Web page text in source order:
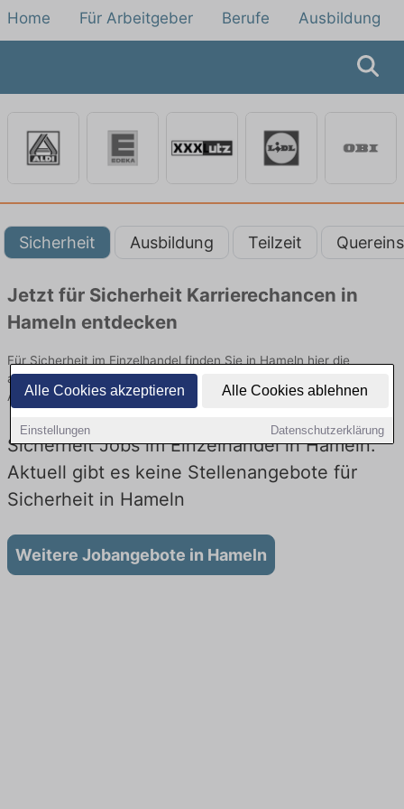
Alle Cookies akzeptieren Alle Cookies ablehnen
Einstellungen Datenschutzerklärung
Home Für Arbeitgeber Berufe Ausbildung
Sicherheit Ausbildung Teilzeit
Jetzt für Sicherheit Karrierechancen in
Hameln entdecken
Für Sicherheit im Einzelhandel finden Sie in Hameln hier die
aktuellsten Angebote. Entdecken Sie freie Optionen von Top-
Arbeitgebern und bewerben Sie sich noch heute.
Sicherheit Jobs im Einzelhandel in Hameln:
Aktuell gibt es keine Stellenangebote für
Sicherheit in Hameln
Weitere Jobangebote in Hameln